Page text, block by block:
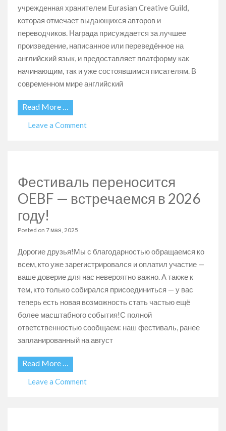
учрежденная хранителем Eurasian Creative Guild,
которая отмечает выдающихся авторов и
переводчиков. Награда присуждается за лучшее
произведение, написанное или переведённое на
английский язык, и предоставляет платформу как
начинающим, так и уже состоявшимся писателям. В
современном мире английский
Read More …
Leave a Commenton
лучшее
произведение
на
Фестиваль переносится
OEBF — встречаемся в 2026
году!
Posted on 7 мая, 2025
Дорогие друзья!Мы с благодарностью обращаемся ко
всем, кто уже зарегистрировался и оплатил участие —
ваше доверие для нас невероятно важно. А также к
тем, кто только собирался присоединиться — у вас
теперь есть новая возможность стать частью ещё
более масштабного события!С полной
ответственностью сообщаем: наш фестиваль, ранее
запланированный на август
Read More …
Leave a Commenton